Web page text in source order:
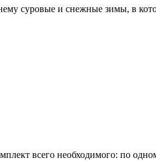
суровые и снежные зимы, в
всего необходимого: по